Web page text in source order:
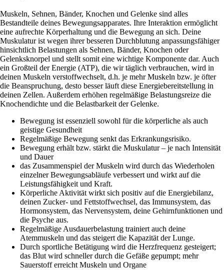
Muskeln, Sehnen, Bänder, Knochen und Gelenke sind alles
Bestandteile deines Bewegungsapparates. Ihre Interaktion ermöglicht
eine aufrechte Körperhaltung und die Bewegung an sich. Deine
Muskulatur ist wegen ihrer besseren Durchblutung anpassungsfähiger
hinsichtlich Belastungen als Sehnen, Bänder, Knochen oder
Gelenksknorpel und stellt somit eine wichtige Komponente dar. Auch
ein Großteil der Energie (ATP), die wir täglich verbrauchen, wird in
deinen Muskeln verstoffwechselt, d.h. je mehr Muskeln bzw. je öfter
die Beanspruchung, desto besser läuft diese Energiebereitstellung in
deinen Zellen. Außerdem erhöhen regelmäßige Belastungsreize die
Knochendichte und die Belastbarkeit der Gelenke.
Bewegung ist essenziell sowohl für die körperliche als auch
geistige Gesundheit
Regelmäßige Bewegung senkt das Erkrankungsrisiko.
Bewegung erhält bzw. stärkt die Muskulatur – je nach Intensität
und Dauer
das Zusammenspiel der Muskeln wird durch das Wiederholen
einzelner Bewegungsabläufe verbessert und wirkt auf die
Leistungsfähigkeit und Kraft.
Körperliche Aktivität wirkt sich positiv auf die Energiebilanz,
deinen Zucker- und Fettstoffwechsel, das Immunsystem, das
Hormonsystem, das Nervensystem, deine Gehirnfunktionen und
die Psyche aus.
Regelmäßige Ausdauerbelastung trainiert auch deine
Atemmuskeln und das steigert die Kapazität der Lunge.
Durch sportliche Betätigung wird die Herzfrequenz gesteigert;
das Blut wird schneller durch die Gefäße gepumpt; mehr
Sauerstoff erreicht Muskeln und Organe